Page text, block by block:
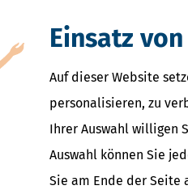
Einsatz
Auf dieser Website
personalisieren, zu
Ihrer Auswahl willigen
Auswahl können Sie
Sie am Ende der Seite
Betriebsverpachtung
im Ganzen gilt
bis
des Absatzes 3 Satz 1
aus denen sich ergibt, dass die
Absatzes 1 Satz 1 Nummer 2
Zeitpunkt anzuerkennen,